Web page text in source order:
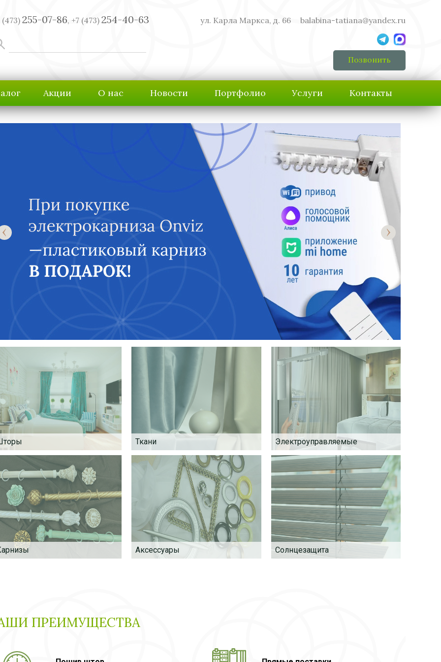
(473) 255-07-86, +7 (473) 254-40-63 ул. Карла Маркса, д. 66 balabina-tatiana@yandex.ru
Позвонить
Акции О нас Новости Портфолио Услуги Контакты
Ткани Электроуправляемые
Аксессуары Солнцезащита
ПРЕИМУЩЕСТВА